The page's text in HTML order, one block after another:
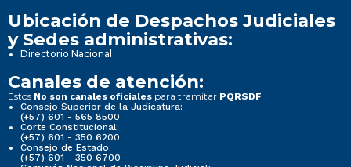
Ubicación de Despachos Judiciales
y Sedes administrativas:
Directorio Nacional
Canales de atención:
Estos No son canales oficiales para tramitar PQRSDF
Consejo Superior de la Judicatura:
(+57) 601 - 565 8500
Corte Constitucional:
(+57) 601 - 350 6200
Consejo de Estado:
(+57) 601 - 350 6700